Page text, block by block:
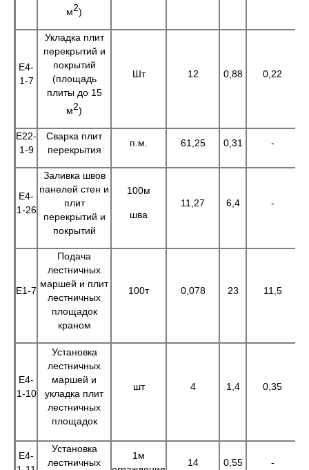
м2)
Е4-
1-7
Укладка плит
перекрытий и
покрытий
(площадь
плиты до 15
м2)
Шт 12 0,88 0,22
Е22-
1-9
Сварка плит
перекрытия
п.м. 61,25 0,31 -
Е4-
1-26
Заливка швов
панелей стен и
плит
перекрытий и
покрытий
100м
шва
11,27 6,4 -
Е1-7
Подача
лестничных
маршей и плит
лестничных
площадок
краном
100т 0,078 23 11,5
Е4-
1-10
Установка
лестничных
маршей и
укладка плит
лестничных
площадок
шт 4 1,4 0,35
Е4-
Установка
лестничных
1м
14 0,55 -